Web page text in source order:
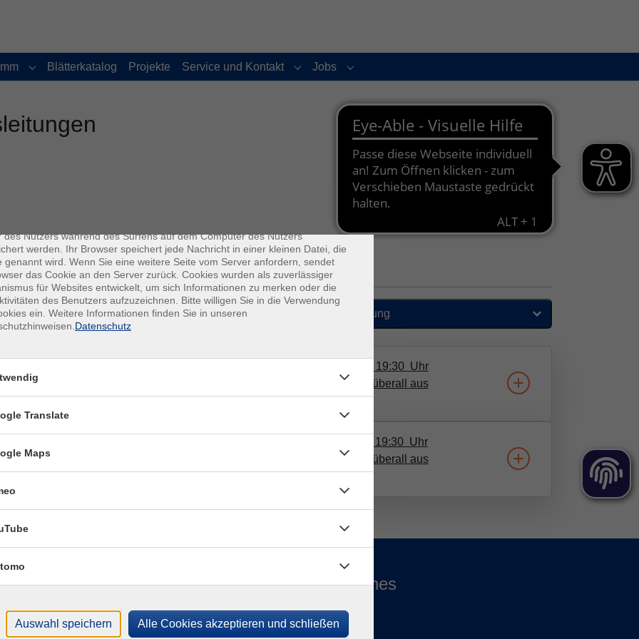
Submenu for "Programm"
Blätterkatalog Projekte Service und Kontakt
Submenu for "Service und Kontakt"
Jobs
Submenu for "Jobs"
Sortierung
für alle Sinne 3
19:30 Uhr
Im Internet von überall aus
teilnehmen
für alle Sinne 4
19:30 Uhr
Im Internet von überall aus
teilnehmen
Öffnungszeiten
Montag: 09:00 - 12:00
Dienstag: 09:00 - 12:00 & 15:00 - 18:00
Rechtliches
Impressum
AGB
sind kleine Datenmengen, die von einer Website gesendet und vom Webb
des Nutzers während des Surfens auf dem Computer des Nutzers
werden. Ihr Browser speichert jede Nachricht in einer kleinen Datei, die
genannt wird. Wenn Sie eine weitere Seite vom Server anfordern, sendet
das Cookie an den Server zurück. Cookies wurden als zuverlässiger
für Websites entwickelt, um sich Informationen zu merken oder die
des Benutzers aufzuzeichnen. Bitte willigen Sie in die Verwendung
ein. Weitere Informationen finden Sie in unseren
Datenschutz
×
Translate
Maps
Auswahl speichern Alle Cookies akzeptieren und schließen